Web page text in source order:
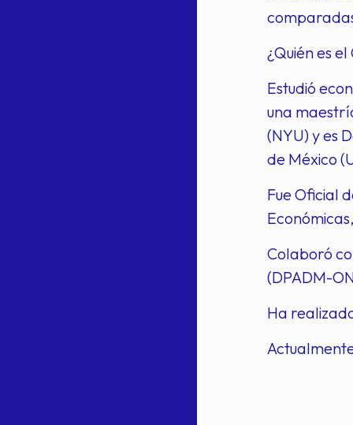
¿Quién es
Estudió
una
(NYU) y es
de México
Fue Oficial
Colaboró
(DPADM-
Ha